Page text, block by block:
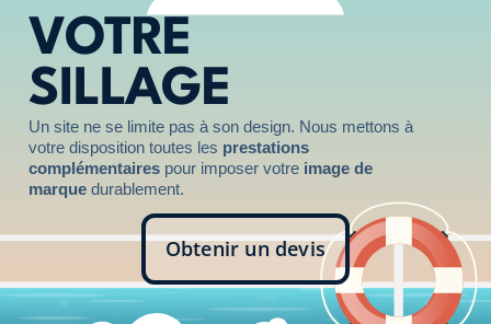
VOTRE
SILLAGE
Un site ne se limite pas à son design. Nous mettons à
votre disposition toutes les prestations
complémentairespour imposer votre image de
marque durablement.
Obtenir un devis